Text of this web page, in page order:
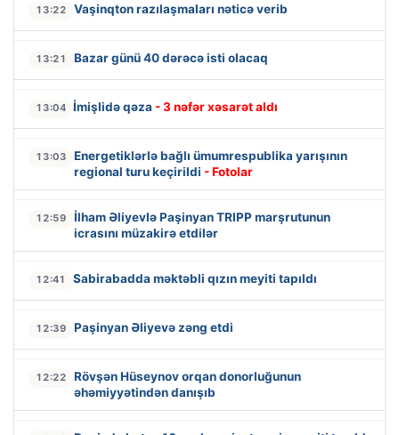
13:22 Vaşinqton razılaşmaları nəticə verib
13:21 Bazar günü 40 dərəcə isti olacaq
13:04 İmişlidə qəza - 3 nəfər xəsarət aldı
13:03
Energetiklərlə bağlı ümumrespublika yarışının
regional turu keçirildi - Fotolar
12:59
İlham Əliyevlə Paşinyan TRIPP marşrutunun
icrasını müzakirə etdilər
12:41 Sabirabadda məktəbli qızın meyiti tapıldı
12:39 Paşinyan Əliyevə zəng etdi
12:22
Rövşən Hüseynov orqan donorluğunun
əhəmiyyətindən danışıb